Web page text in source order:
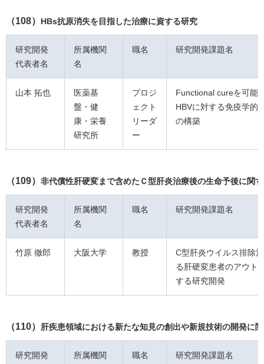
（108） HBs抗原消失を目指した治療に資する研究
研究開発
代表者名
所属機関
名
職名 研究開発課題名
山本 拓也
医薬基
盤・健
康・栄養
研究所
プロジ
ェクト
リーダ
ー
Functional cureを可能
HBVに対する免疫学的
の構築
（109） 非代償性肝硬変まで含めたＣ型肝炎治療後の生命予後に関
研究開発
代表者名
所属機関
名
職名 研究開発課題名
竹原 徹郎 大阪大学 教授
C型肝炎ウイルス排除
る肝硬変患者のアウト
する研究開発
（110） 肝疾患領域における新たな知見の創出や新規技術の開発に
研究開発
所属機関
職名 研究開発課題名